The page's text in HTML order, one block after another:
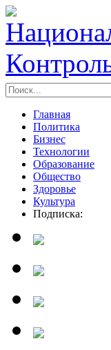
Главная
Политика
Бизнес
Технологии
Образование
Общество
Здоровье
Культура
Подписка: